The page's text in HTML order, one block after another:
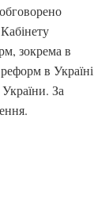
зокрема в
в Україні
За